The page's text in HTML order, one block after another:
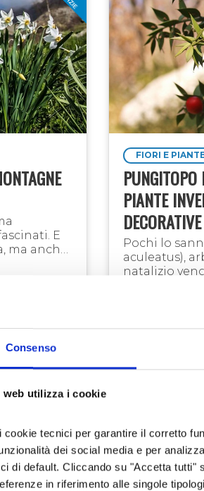
Consenso
web utilizza i cookie
cookie tecnici per garantire il corretto
dei social media e per
di default. Cliccando su "Accetta
in riferimento alle singole
E
ma anche
FIORI E
PUNGITOPO
PIANTE
DECORATIVE
Pochi lo
aculeatus),
natalizio